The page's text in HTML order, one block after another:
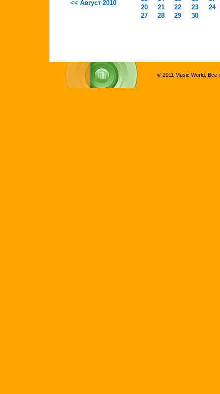
<< Август 2010
20
21 22 23
24
27
28 29 30
© 2011 Music World. Все